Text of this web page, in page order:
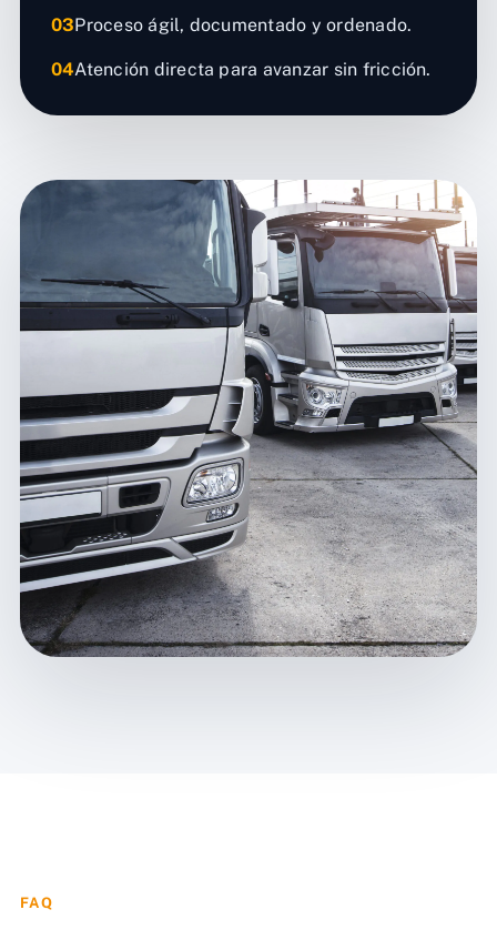
03Proceso ágil, documentado y ordenado.
04Atención directa para avanzar sin fricción.
FAQ